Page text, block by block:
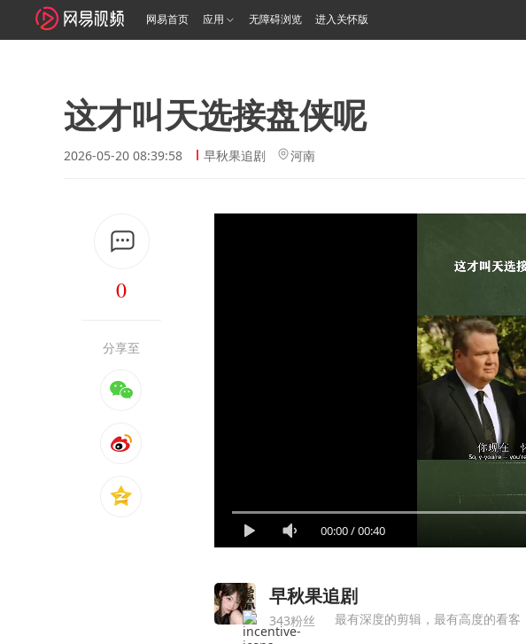
网易首页 应用 无障碍浏览 进入关怀版
这才叫天选接盘侠呢
2026-05-20 08:39:58 早秋果追剧 河南
0
分享至
00:00/00:40
早秋果追剧
343粉丝 最有深度的剪辑，最有高度的看客